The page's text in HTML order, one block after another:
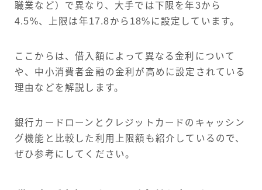
職業など）で異なり、大手では下限を年3から
4.5%、上限は年17.8から18%に設定しています。
ここからは、借入額によって異なる金利について
や、中小消費者金融の金利が高めに設定されている
理由などを解説します。
銀行カードローンとクレジットカードのキャッシン
グ機能と比較した利用上限額も紹介しているので、
ぜひ参考にしてください。